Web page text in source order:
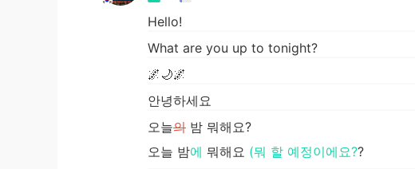
Hello!
What are you up to tonight?
🌌🌙🌌
안녕하세요
오늘의 밤 뭐해요?
오늘 밤에 뭐해요 (뭐 할 예정이에요??